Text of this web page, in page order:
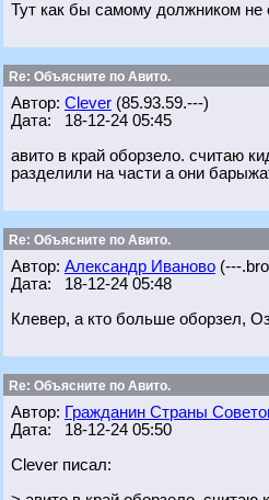
Тут как бы самому должником не
Re: Объясните по Авито.
Автор: Clever (85.93.59.---)
Дата: 18-12-24 05:45
авито в край оборзело. считаю
разделили на части а они
Re: Объясните по Авито.
Автор: Александр Иваново (---
Дата: 18-12-24 05:48
Клевер, а кто больше оборзел,
Re: Объясните по Авито.
Автор: Гражданин Страны
Дата: 18-12-24 05:50
Clever писал: